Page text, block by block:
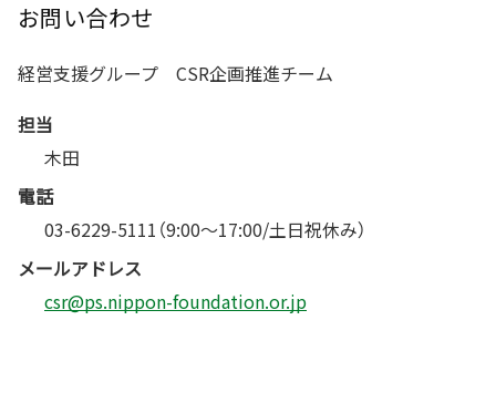
お問い合わせ
経営支援グループ CSR企画推進チーム
担当
木田
電話
03-6229-5111（9:00〜17:00/土日祝休み）
メールアドレス
csr@ps.nippon-foundation.or.jp